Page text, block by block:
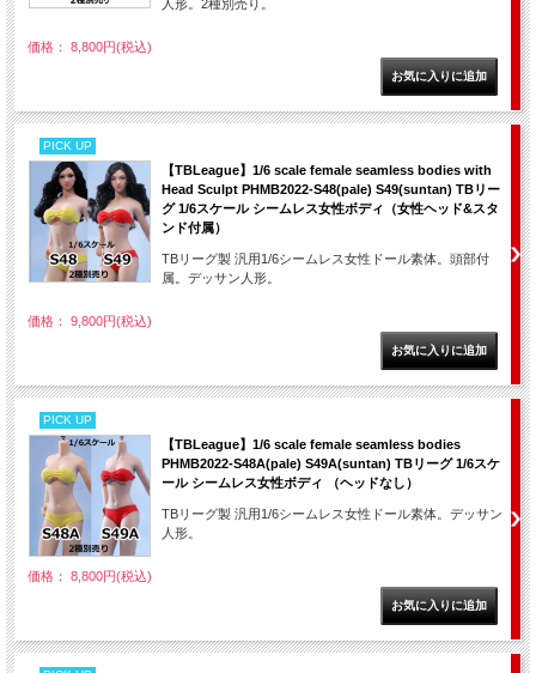
人形。2種別売り。
価格： 8,800円(税込)
PICK UP
【TBLeague】1/6 scale female seamless bodies with
Head Sculpt PHMB2022-S48(pale) S49(suntan) TBリー
グ 1/6スケール シームレス女性ボディ（女性ヘッド&スタ
ンド付属）
TBリーグ製 汎用1/6シームレス女性ドール素体。頭部付
属。デッサン人形。
価格： 9,800円(税込)
PICK UP
【TBLeague】1/6 scale female seamless bodies
PHMB2022-S48A(pale) S49A(suntan) TBリーグ 1/6スケ
ール シームレス女性ボディ （ヘッドなし）
TBリーグ製 汎用1/6シームレス女性ドール素体。デッサン
人形。
価格： 8,800円(税込)